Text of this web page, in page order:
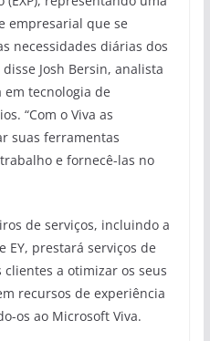
empresarial que se
necessidades diárias dos
Josh Bersin, analista
tecnologia de
“Com o Viva as
suas ferramentas
e fornecê-las no
de serviços, incluindo a
EY, prestará serviços de
a otimizar os seus
recursos de experiência
os ao Microsoft Viva.